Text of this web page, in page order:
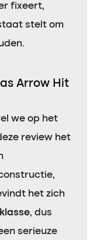
fixeert,
stelt om
Arrow Hit
we op het
review het
het zich
, dus
serieuze